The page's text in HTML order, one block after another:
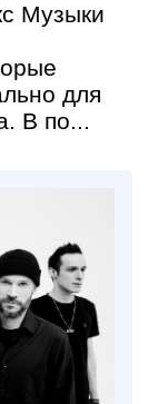
Музыки
для
В по...